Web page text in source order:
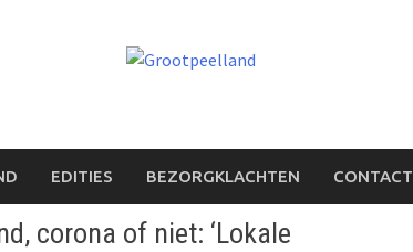
EDITIES BEZORGKLACHTEN CONTACT
corona of niet: ‘Lokale